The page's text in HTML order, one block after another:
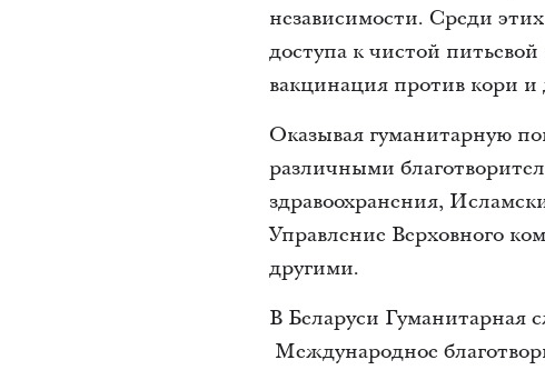
независимости. Среди
доступа к чистой
вакцинация против кори и
Оказывая гуманитарную
различными
здравоохранения,
Управление Верховного
другими.
В Беларуси Гуманитарная
Международное